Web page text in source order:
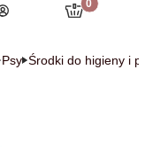
Zaloguj się
Produkty w
Koszyk
Psy Środki do higieny i